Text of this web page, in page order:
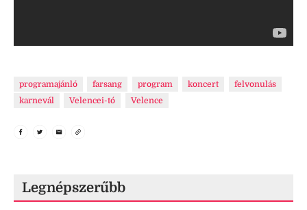
programajánló farsang program koncert
felvonulás
karnevál
Velencei-tó Velence
Legnépszerűbb